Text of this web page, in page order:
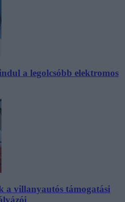
a legolcsóbb elektromos
a villanyautós támogatási